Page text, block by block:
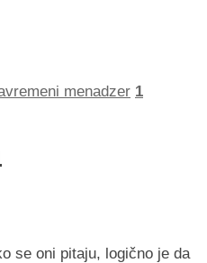
menadzer 1
se oni pitaju, logično je da